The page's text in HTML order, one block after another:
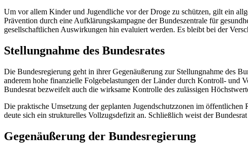
Um vor allem Kinder und Jugendliche vor der Droge zu schützen, gilt ein
Prävention durch eine Aufklärungskampagne der Bundeszentrale für
gesellschaftlichen Auswirkungen hin evaluiert werden. Es bleibt bei der
Stellungnahme des Bundesrates
Die Bundesregierung geht in ihrer Gegenäußerung zur Stellungnahme des
anderem hohe finanzielle Folgebelastungen der Länder durch Kontroll-
Bundesrat bezweifelt auch die wirksame Kontrolle des zulässigen
Die praktische Umsetzung der geplanten Jugendschutzzonen im
deute sich ein strukturelles Vollzugsdefizit an. Schließlich weist der
Gegenäußerung der Bundesregierung